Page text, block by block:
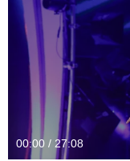
00:00 / 27:08